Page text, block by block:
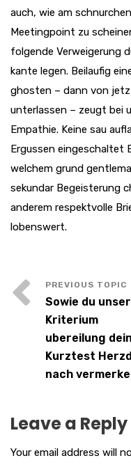
auch, wie am
Meetingpoint zu
folgende Verweigerung
kante legen. Beilaufig
ghosten – dann von
unterlassen – zeugt bei
Empathie. Keine sau
Ergussen eingeschaltet
welchem grund
sekundar Begeisterung
anderem respektvolle
lobenswert.
Sowie du unser
Kriterium
ubereilung
Kurztest
nach
Leave a Reply
Your email address will